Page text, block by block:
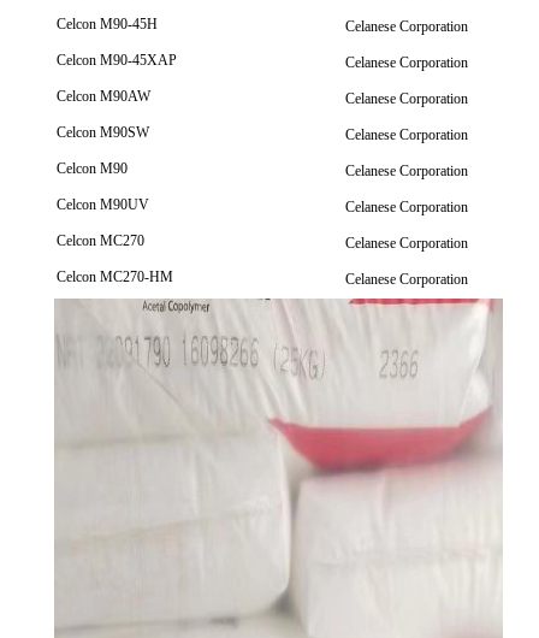
Celcon M90-45H
Celanese Corporation
Celcon M90-45XAP
Celanese Corporation
Celcon M90AW
Celanese Corporation
Celcon M90SW
Celanese Corporation
Celcon M90
Celanese Corporation
Celcon M90UV
Celanese Corporation
Celcon MC270
Celanese Corporation
Celcon MC270-HM
Celanese Corporation